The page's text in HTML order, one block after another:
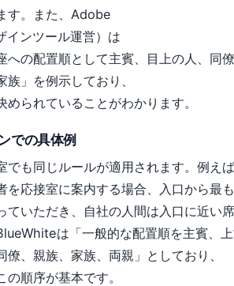
す。また、Adobe
インツール運営）は
への配置順として主賓、目上の人、同
族」を例示しており、
められていることがわかります。
での具体例
でも同じルールが適用されます。例え
を応接室に案内する場合、入口から最
ていただき、自社の人間は入口に近い
は「一般的な配置順を主賓、
僚、親族、家族、両親」としており、
の順序が基本です。